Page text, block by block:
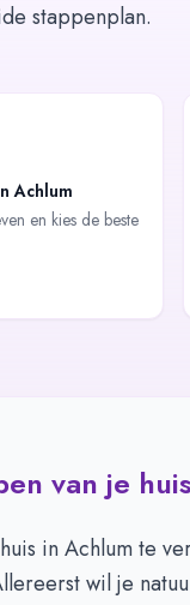
stappenplan.
Achlum
en kies de beste
van je
in Achlum te
wil je